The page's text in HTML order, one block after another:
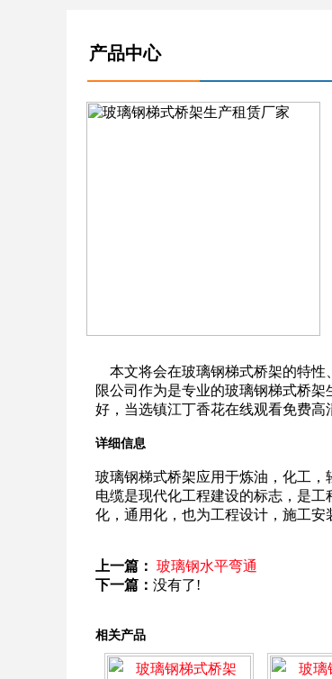
产品中心
本文将会在玻璃钢梯式桥架的特性
限公司作为是专业的玻璃钢梯式桥
好，当选镇江丁香花在线观看免费高
详细信息
玻璃钢梯式桥架应用于炼油，化工
电缆是现代化工程建设的标志，是
化，通用化，也为工程设计，施工安
上一篇： 玻璃钢水平弯通
下一篇： 没有了!
相关产品